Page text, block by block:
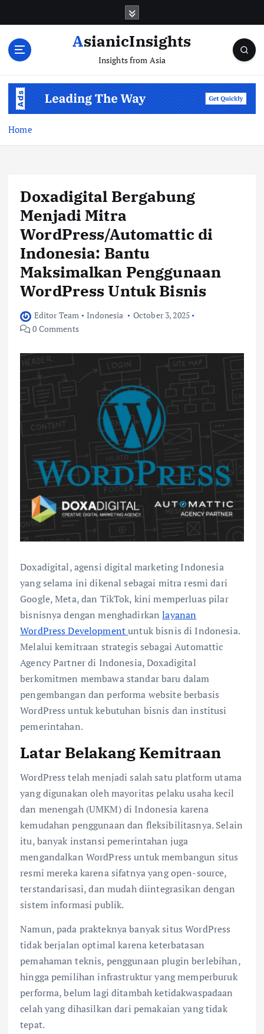
AsianicInsights
Insights from Asia
Home
Doxadigital Bergabung
Menjadi Mitra
WordPress/Automattic di
Indonesia: Bantu
Maksimalkan Penggunaan
WordPress Untuk Bisnis
Editor Team Indonesia
October 3, 2025
0 Comments
Doxadigital, agensi digital marketing Indonesia
yang selama ini dikenal sebagai mitra resmi dari
Google, Meta, dan TikTok, kini memperluas pilar
bisnisnya dengan menghadirkanlayanan
WordPress Developmentuntuk bisnis di Indonesia.
Melalui kemitraan strategis sebagai Automattic
Agency Partner di Indonesia, Doxadigital
berkomitmen membawa standar baru dalam
pengembangan dan performa website berbasis
WordPress untuk kebutuhan bisnis dan institusi
pemerintahan.
Latar Belakang Kemitraan
WordPress telah menjadi salah satu platform utama
yang digunakan oleh mayoritas pelaku usaha kecil
dan menengah (UMKM) di Indonesia karena
kemudahan penggunaan dan fleksibilitasnya. Selain
itu, banyak instansi pemerintahan juga
mengandalkan WordPress untuk membangun situs
resmi mereka karena sifatnya yang open-source,
terstandarisasi, dan mudah diintegrasikan dengan
sistem informasi publik.
Namun, pada prakteknya banyak situs WordPress
tidak berjalan optimal karena keterbatasan
pemahaman teknis, penggunaan plugin berlebihan,
hingga pemilihan infrastruktur yang memperburuk
performa, belum lagi ditambah ketidakwaspadaan
celah yang dihasilkan dari pemakaian yang tidak
tepat.